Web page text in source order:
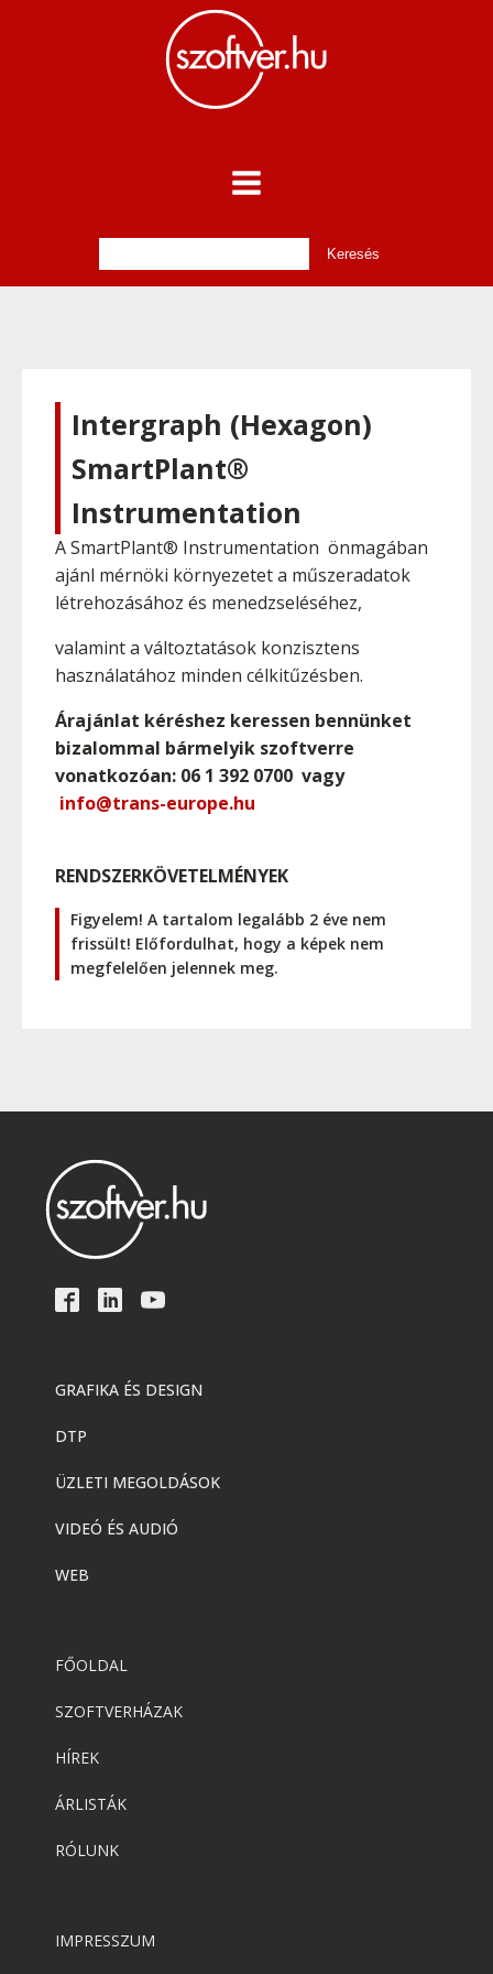
Intergraph (Hexagon)
SmartPlant®
Instrumentation
A SmartPlant® Instrumentation önmagában
ajánl mérnöki környezetet a műszeradatok
létrehozásához és menedzseléséhez,
valamint a változtatások konzisztens
használatához minden célkitűzésben.
Árajánlat kéréshez keressen bennünket
bizalommal bármelyik szoftverre
vonatkozóan: 06 1 392 0700 vagy
info@trans-europe.hu
RENDSZERKÖVETELMÉNYEK
Figyelem! A tartalom legalább 2 éve nem
frissült! Előfordulhat, hogy a képek nem
megfelelően jelennek meg.
GRAFIKA ÉS DESIGN
DTP
ÜZLETI MEGOLDÁSOK
VIDEÓ ÉS AUDIÓ
WEB
FŐOLDAL
SZOFTVERHÁZAK
HÍREK
ÁRLISTÁK
RÓLUNK
IMPRESSZUM